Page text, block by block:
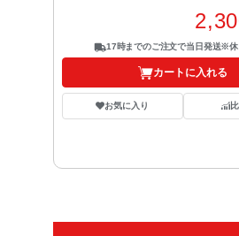
17時までのご注文で当日発送※休
カートに入れる
お気に入り